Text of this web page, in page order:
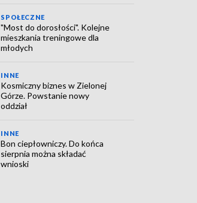
SPOŁECZNE
"Most do dorosłości". Kolejne
mieszkania treningowe dla
młodych
INNE
Kosmiczny biznes w Zielonej
Górze. Powstanie nowy
oddział
INNE
Bon ciepłowniczy. Do końca
sierpnia można składać
wnioski